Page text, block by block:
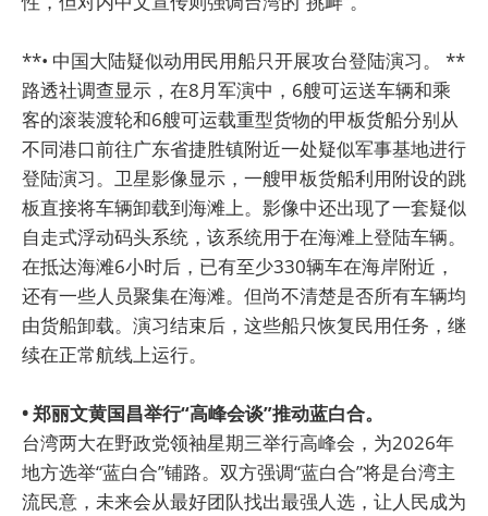
**• 中国大陆疑似动用民用船只开展攻台登陆演习。 **
路透社调查显示，在8月军演中，6艘可运送车辆和乘
客的滚装渡轮和6艘可运载重型货物的甲板货船分别从
不同港口前往广东省捷胜镇附近一处疑似军事基地进行
登陆演习。卫星影像显示，一艘甲板货船利用附设的跳
板直接将车辆卸载到海滩上。影像中还出现了一套疑似
自走式浮动码头系统，该系统用于在海滩上登陆车辆。
在抵达海滩6小时后，已有至少330辆车在海岸附近，
还有一些人员聚集在海滩。但尚不清楚是否所有车辆均
由货船卸载。演习结束后，这些船只恢复民用任务，继
续在正常航线上运行。
• 郑丽文黄国昌举行“高峰会谈”推动蓝白合。
台湾两大在野政党领袖星期三举行高峰会，为2026年
地方选举“蓝白合”铺路。双方强调“蓝白合”将是台湾主
流民意，未来会从最好团队找出最强人选，让人民成为